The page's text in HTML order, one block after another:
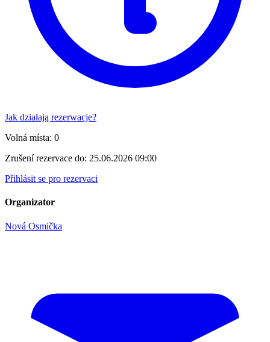
Jak działają rezerwacje?
Volná místa: 0
Zrušení rezervace do: 25.06.2026 09:00
Přihlásit se pro rezervaci
Organizator
Nová Osmička